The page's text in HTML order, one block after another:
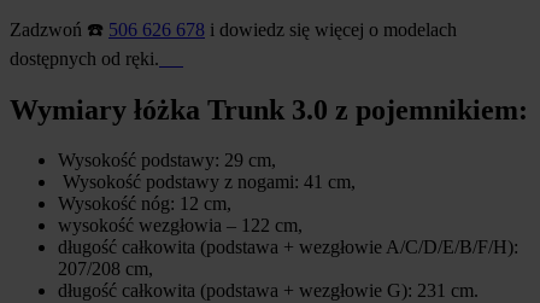
Zadzwoń ☎️ 506 626 678 i dowiedz się więcej o modelach
dostępnych od ręki.
Wymiary łóżka Trunk 3.0 z pojemnikiem:
Wysokość podstawy: 29 cm,
Wysokość podstawy z nogami: 41 cm,
Wysokość nóg: 12 cm,
wysokość wezgłowia – 122 cm,
długość całkowita (podstawa + wezgłowie A/C/D/E/B/F/H):
207/208 cm,
długość całkowita (podstawa + wezgłowie G): 231 cm.